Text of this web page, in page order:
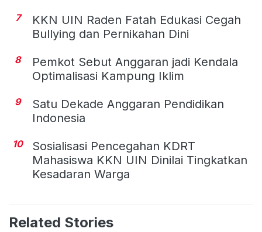
7
KKN UIN Raden Fatah Edukasi Cegah
Bullying dan Pernikahan Dini
8
Pemkot Sebut Anggaran jadi Kendala
Optimalisasi Kampung Iklim
9
Satu Dekade Anggaran Pendidikan
Indonesia
10
Sosialisasi Pencegahan KDRT
Mahasiswa KKN UIN Dinilai Tingkatkan
Kesadaran Warga
Related Stories